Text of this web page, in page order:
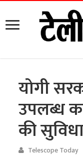
योगी
उपलब्ध
की
Telescope Today